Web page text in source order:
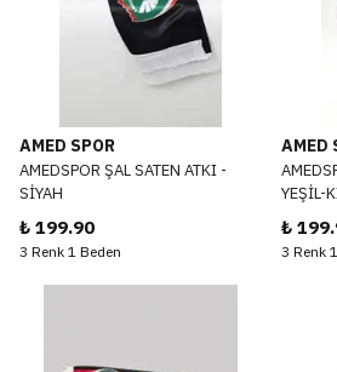
AMED SPOR
AMEDSPOR ŞAL SATEN ATKI -
SİYAH
₺ 199.90
3 Renk 1 Beden
AMED
YEŞİL-
₺
3 Renk